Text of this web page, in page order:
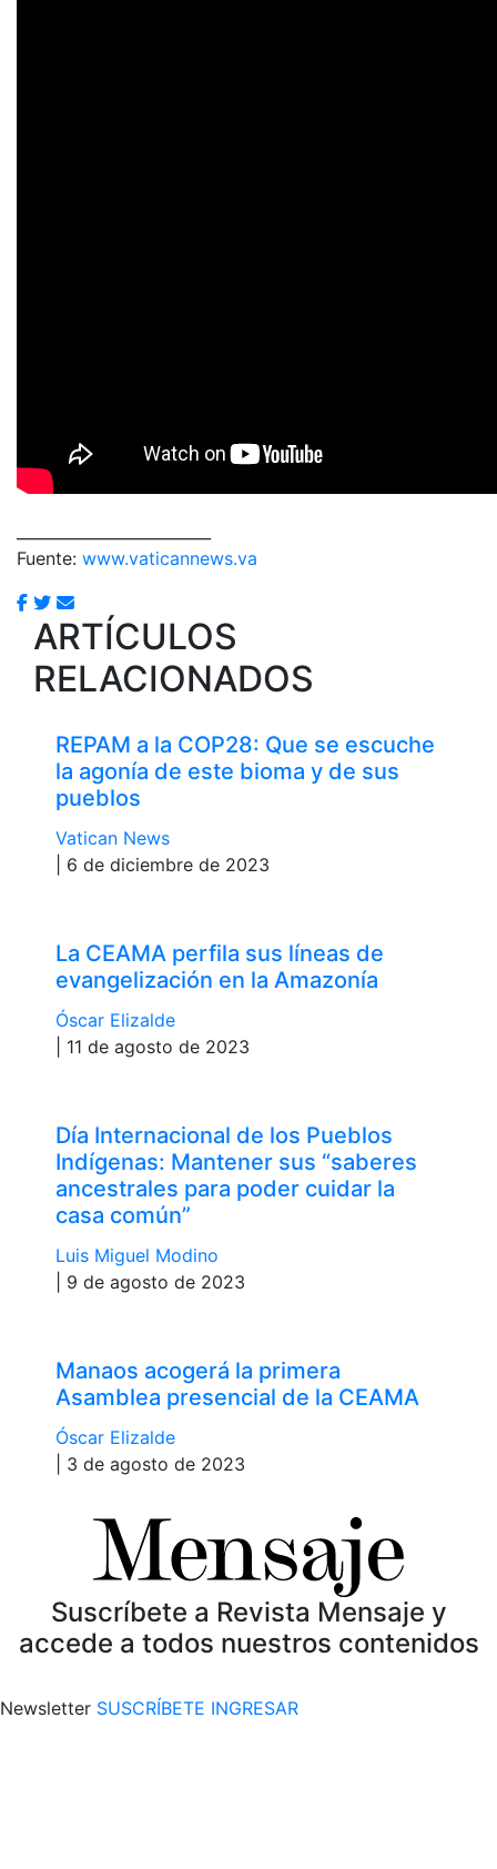
Fuente: www.vaticannews.va
ARTÍCULOS
RELACIONADOS
REPAM a la COP28: Que se escuche
la agonía de este bioma y de sus
pueblos
Vatican News
| 6 de diciembre de 2023
La CEAMA perfila sus líneas de
evangelización en la Amazonía
Óscar Elizalde
| 11 de agosto de 2023
Día Internacional de los Pueblos
Indígenas: Mantener sus “saberes
ancestrales para poder cuidar la
casa común”
Luis Miguel Modino
| 9 de agosto de 2023
Manaos acogerá la primera
Asamblea presencial de la CEAMA
Óscar Elizalde
| 3 de agosto de 2023
Suscríbete a Revista Mensaje y
accede a todos nuestros contenidos
Newsletter SUSCRÍBETE INGRESAR